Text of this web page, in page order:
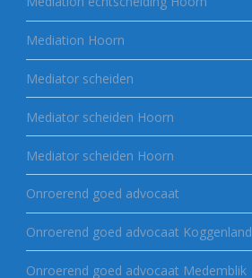
Mediation Hoorn
Mediator scheiden
Mediator scheiden Hoorn
Mediator scheiden Hoorn
Onroerend goed advocaat
Onroerend goed advocaat Koggenland
Onroerend goed advocaat Medemblik